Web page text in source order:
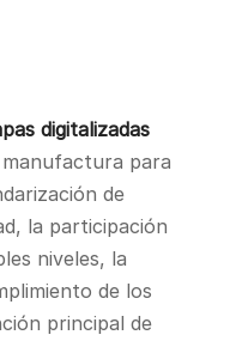
digitalizadas
para
de
la participación
niveles, la
de los
principal de